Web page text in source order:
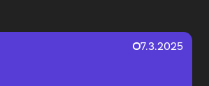
7.3.2025